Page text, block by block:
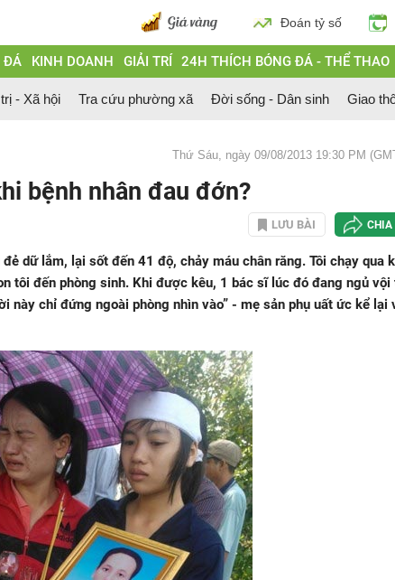
Đoán tỷ số
ĐÁ KINH DOANH GIẢI TRÍ 24H THÍCH BÓNG ĐÁ - THỂ THAO
- Xã hội Tra cứu phường xã Đời sống - Dân sinh Giao
Thứ Sáu, ngày 09/08/2013 19:30 PM
bệnh nhân đau đớn?
LƯU BÀI CHIA
dữ lắm, lại sốt đến 41 độ, chảy máu chân răng. Tôi chạy qua
tôi đến phòng sinh. Khi được kêu, 1 bác sĩ lúc đó đang ngủ vội
này chỉ đứng ngoài phòng nhìn vào” - mẹ sản phụ uất ức kể lại